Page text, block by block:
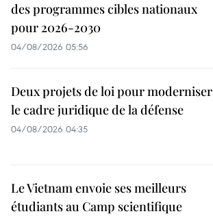
des programmes cibles nationaux
pour 2026-2030
04/08/2026 05:56
Deux projets de loi pour moderniser
le cadre juridique de la défense
04/08/2026 04:35
Le Vietnam envoie ses meilleurs
étudiants au Camp scientifique